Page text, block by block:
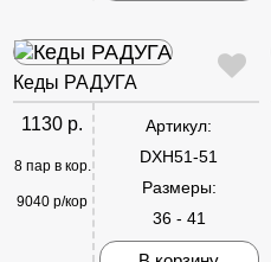
Кеды РАДУГА
1130 р.
8 пар в кор.
9040 р/кор
Артикул:
DXH51-51
Размеры:
36 - 41